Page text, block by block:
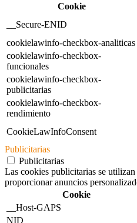
Cookie
__Secure-ENID
cookielawinfo-checkbox-analiticas
cookielawinfo-checkbox-
funcionales
cookielawinfo-checkbox-
publicitarias
cookielawinfo-checkbox-
rendimiento
CookieLawInfoConsent
Publicitarias
Publicitarias
Las cookies publicitarias se
proporcionar anuncios
Cookie
__Host-GAPS
NID